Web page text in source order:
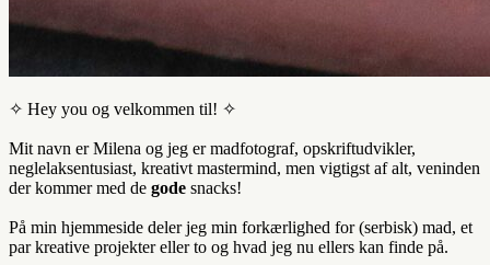
✧ Hey you og velkommen til! ✧
Mit navn er Milena og jeg er madfotograf, opskriftudvikler,
neglelaksentusiast, kreativt mastermind, men vigtigst af alt, veninden
der kommer med de gode snacks!
På min hjemmeside deler jeg min forkærlighed for (serbisk) mad, et
par kreative projekter eller to og hvad jeg nu ellers kan finde på.